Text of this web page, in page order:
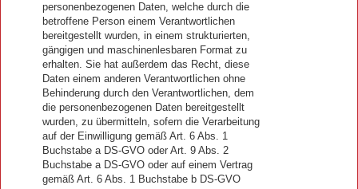
personenbezogenen Daten, welche durch die
betroffene Person einem Verantwortlichen
bereitgestellt wurden, in einem strukturierten,
gängigen und maschinenlesbaren Format zu
erhalten. Sie hat außerdem das Recht, diese
Daten einem anderen Verantwortlichen ohne
Behinderung durch den Verantwortlichen, dem
die personenbezogenen Daten bereitgestellt
wurden, zu übermitteln, sofern die Verarbeitung
auf der Einwilligung gemäß Art. 6 Abs. 1
Buchstabe a DS-GVO oder Art. 9 Abs. 2
Buchstabe a DS-GVO oder auf einem Vertrag
gemäß Art. 6 Abs. 1 Buchstabe b DS-GVO